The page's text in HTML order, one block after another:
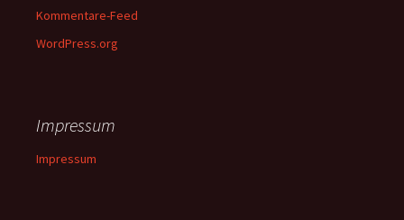
Kommentare-Feed
WordPress.org
Impressum
Impressum